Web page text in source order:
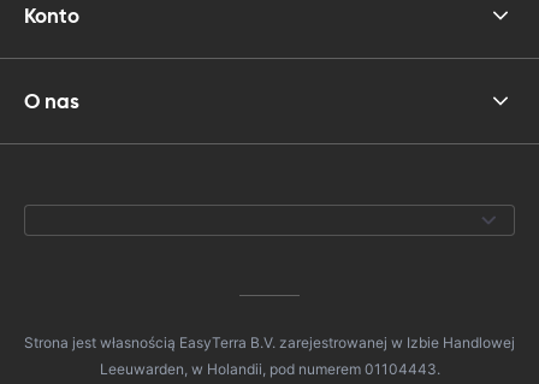
Konto
O nas
Strona jest własnością EasyTerra B.V. zarejestrowanej w Izbie Handlowej
Leeuwarden, w Holandii, pod numerem 01104443.